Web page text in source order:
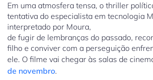
Em uma atmosfera tensa, o thriller
tentativa do especialista em tecnologia
interpretado por Moura,
de fugir de lembranças do passado,
filho e conviver com a perseguição
ele. O filme vai chegar às salas de
de novembro.